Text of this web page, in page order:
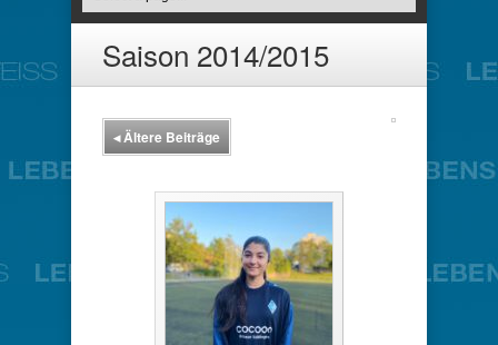
Saison 2014/2015
◂Ältere Beiträge